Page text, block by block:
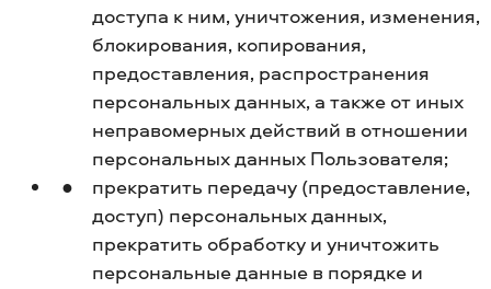
доступа к ним, уничтожения, изменения,
блокирования, копирования,
предоставления, распространения
персональных данных, а также от иных
неправомерных действий в отношении
персональных данных Пользователя;
прекратить передачу (предоставление,
доступ) персональных данных,
прекратить обработку и уничтожить
персональные данные в порядке и